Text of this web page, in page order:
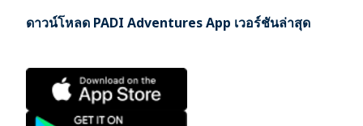
ดาวน์โหลด PADI Adventures App เวอร์ชันล่าสุด